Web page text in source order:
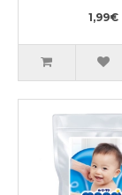
1,99€